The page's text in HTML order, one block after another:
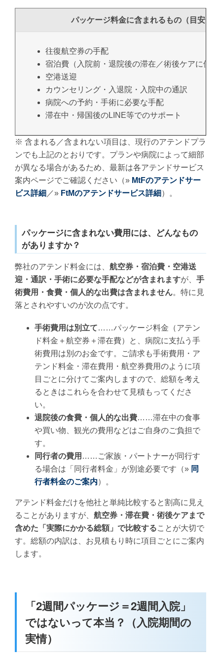
パッケージ料金に含まれるもの（目安）
往復航空券の手配
宿泊費（入院前・退院後の滞在／術後ケアに便
空港送迎
カウンセリング・入退院・入院中の通訳
病院への予約・手術に必要な手配
滞在中・帰国後のLINE等でのサポート
※ 含まれる／含まれない項目は、現行のアテンドプラ
ンでも上記のとおりです。プランや病院によって細部
が異なる場合があるため、最新は各アテンドサービス
案内ページでご確認ください（» MtFのアテンドサー
ビス詳細 ／» FtMのアテンドサービス詳細 ）。
パッケージに含まれない費用には、どんなもの
がありますか？
弊社のアテンド料金には、 航空券・宿泊費・空港送
迎・通訳・手術に必要な手配などが含まれますが、 手
術費用・食費・個人的な出費は含まれません。特に見
落とされやすいのが次の点です。
手術費用は別立て……パッケージ料金（アテン
ド料金＋航空券＋滞在費）と、病院に支払う手
術費用は別のお金です。ご請求も手術費用・ア
テンド料金・滞在費用・航空券費用のように項
目ごとに分けてご案内しますので、総額を考え
るときはこれらを合わせて見積もってくださ
い。
退院後の食費・個人的な出費……滞在中の食事
や買い物、観光の費用などはご自身のご負担で
す。
同行者の費用 ……ご家族・パートナーが同行す
る場合は「同行者料金」が別途必要です（» 同
行者料金のご案内）。
アテンド料金だけを他社と単純比較すると割高に見え
ることがありますが、 航空券・滞在費・術後ケアまで
含めた「実際にかかる総額」で比較することが大切で
す。総額の内訳は、お見積もり時に項目ごとにご案内
します。
「2週間パッケージ＝2週間入院」
ではないって本当？（入院期間の
実情）